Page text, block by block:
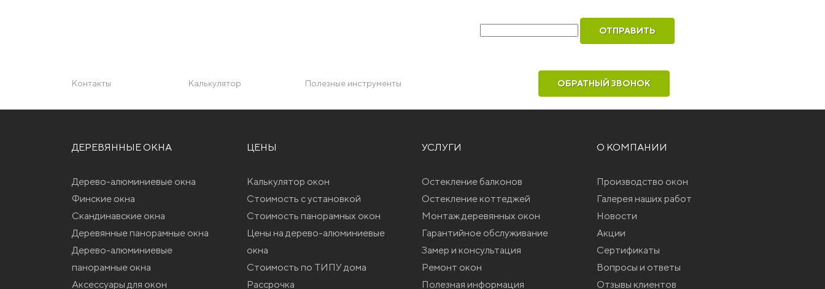
Контакты Калькулятор Полезные инструменты ОБРАТНЫЙ ЗВОНОК
ДЕРЕВЯННЫЕ ОКНА
Дерево-алюминиевые окна
Финские окна
Скандинавские окна
Деревянные панорамные окна
Дерево-алюминиевые
панорамные окна
Аксессуары для окон
ЦЕНЫ
Калькулятор окон
Стоимость с установкой
Стоимость панорамных окон
Цены на дерево-алюминиевые
окна
Стоимость по ТИПУ дома
Рассрочка
УСЛУГИ
Остекление балконов
Остекление коттеджей
Монтаж деревянных окон
Гарантийное обслуживание
Замер и консультация
Ремонт окон
Полезная информация
О КОМПАНИИ
Производство окон
Галерея наших работ
Новости
Акции
Сертификаты
Вопросы и ответы
Отзывы клиентов